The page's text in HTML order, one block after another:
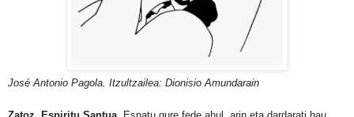
José Antonio Pagola. Itzultzailea: Dionisio Amundarain